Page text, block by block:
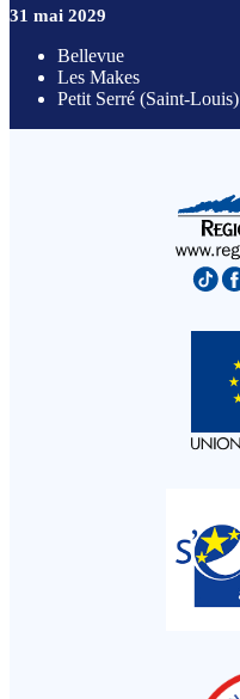
31 mai 2029
Bellevue
Les Makes
Petit Serré (Saint-Louis)